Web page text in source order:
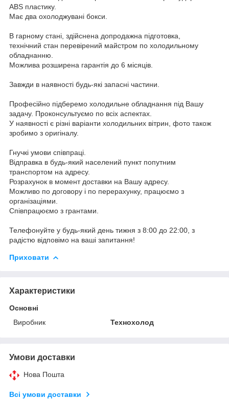
ABS пластику.
Має два охолоджувані бокси.
В гарному стані, здійснена допродажна підготовка,
технічний стан перевірений майстром по холодильному
обладнанню.
Можлива розширена гарантія до 6 місяців.
Завжди в наявності будь-які запасні частини.
Професійно підберемо холодильне обладнання під Вашу
задачу. Проконсультуємо по всіх аспектах.
У наявності є різні варіанти холодильних вітрин, фото також
зробимо з оригіналу.
Гнучкі умови співпраці.
Відправка в будь-який населений пункт попутним
транспортом на адресу.
Розрахунок в момент доставки на Вашу адресу.
Можливо по договору і по перерахунку, працюємо з
організаціями.
Співпрацюємо з грантами.
Телефонуйте у будь-який день тижня з 8:00 до 22:00, з
радістю відповімо на ваші запитання!
Приховати
Характеристики
Основні
Виробник
Технохолод
Умови доставки
Нова Пошта
Всі умови доставки